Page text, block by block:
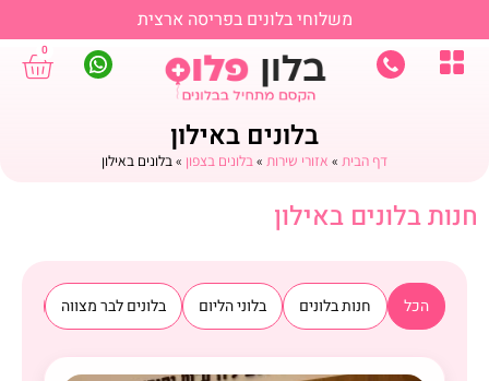
משלוחי בלונים בפריסה ארצית
0
בלונים באילון
דף הבית » אזורי שירות »בלונים בצפון »בלונים באילון
חנות בלונים באילון
הכל חנות בלונים בלוני הליום בלונים לבר מצווה